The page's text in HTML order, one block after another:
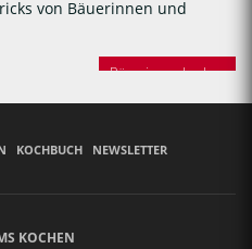
von Bäuerinnen und
Bäuerinnen backen
KOCHBUCH NEWSLETTER
KOCHEN